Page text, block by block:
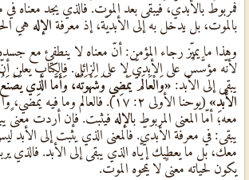
فمربوطٌ بالأبديّ، فيبقى بعد الموت. فالذي يجد معناه في
بالموت، بل يدخل به إلى الأبديّة، إذ معرفة الإله هي
وهذا ما يميّز رجاء المؤمن: أنّ معناه لا ينطفئ مع
لأنّه مؤسَّسٌ على الأبديّ لا على الزائل. فالكتاب يعلن
يبقى إلى الأبد: «وَالْعَالَمُ يَمْضِي وَشَهْوَتُهُ، وَأَمَّا الَّذِي
الأَبَدِ»
(يوحنا الأولى ٢: ١٧). فالعالم وما
معه؛ أمّا المعنى المربوط بالإله فيثبت. فإن أردت معنىً
يبقى: في معرفة الأبديّ. فالمعنى الذي يثبت إلى الأبد
معك، بل ما يعطيك إيّاه الذي يبقى إلى الأبد. فالذي
يكون لحياته معنىً لا يمحوه الموت.